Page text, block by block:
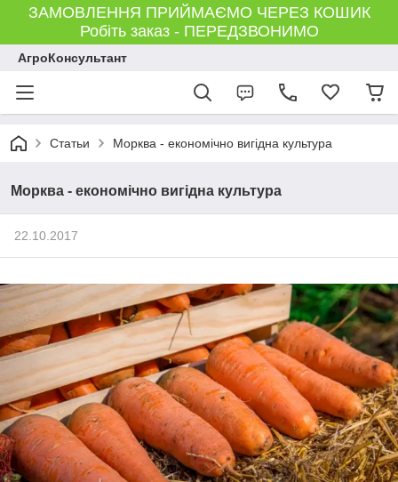
ЗАМОВЛЕННЯ ПРИЙМАЄМО ЧЕРЕЗ КОШИК
Робіть заказ - ПЕРЕДЗВОНИМО
АгроКонсультант
Статьи Морква - економічно вигідна культура
Морква - економічно вигідна культура
22.10.2017